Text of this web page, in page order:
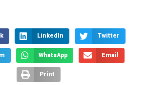
LinkedIn Twitter
WhatsApp Email
Print